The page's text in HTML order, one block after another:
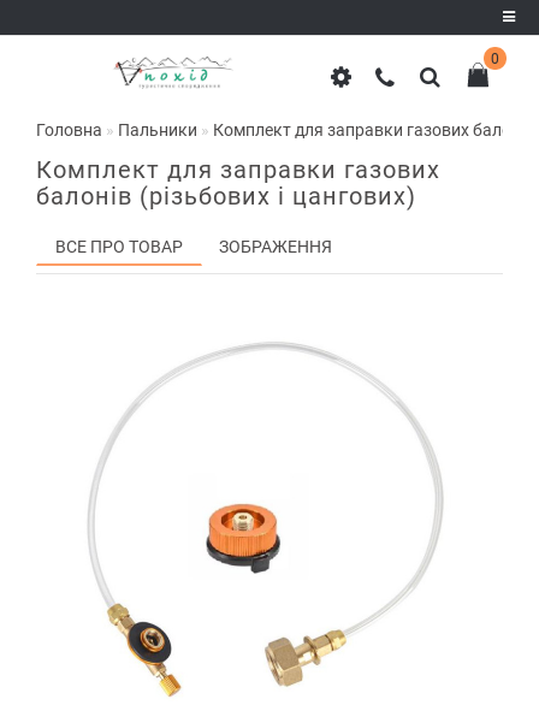
Реєстрація
Авторизація
0
Головна Пальники Комплект для заправки газових балонів
Комплект для заправки газових
балонів (різьбових і цангових)
ВСЕ ПРО ТОВАР ЗОБРАЖЕННЯ